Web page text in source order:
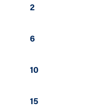
2
6
10
15